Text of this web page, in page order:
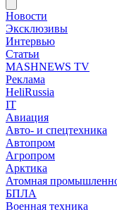
Новости
Эксклюзивы
Интервью
Статьи
MASHNEWS TV
Реклама
HeliRussia
IT
Авиация
Авто- и спецтехника
Автопром
Агропром
Арктика
Атомная
БПЛА
Военная техника